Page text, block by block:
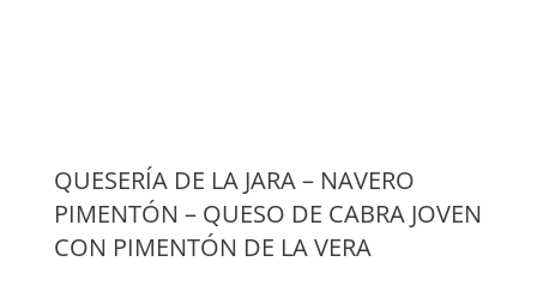
QUESERÍA DE LA JARA – NAVERO
PIMENTÓN – QUESO DE CABRA JOVEN
CON PIMENTÓN DE LA VERA